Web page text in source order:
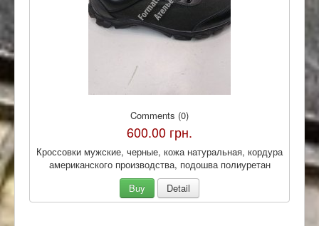
Comments (0)
600.00 грн.
Кроссовки мужские, черные, кожа натуральная, кордура
американского производства, подошва полиуретан
Buy
Detail